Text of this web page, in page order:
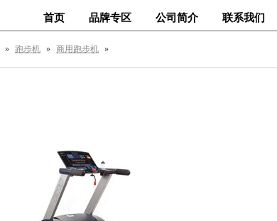
首页 品牌专区 公司简介 联系我们
» 跑步机 » 商用跑步机 »